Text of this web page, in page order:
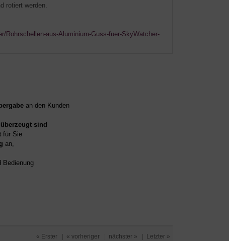
rotiert werden.
Rohrschellen-aus-Aluminium-Guss-fuer-SkyWatcher-
an den Kunden
überzeugt sind
für Sie
an,
Bedienung
« Erster | « vorheriger | nächster » | Letzter »